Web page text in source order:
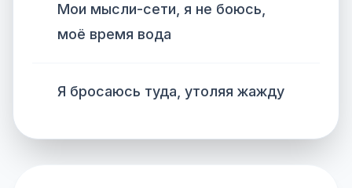
Мои мысли-сети, я не боюсь,
моё время вода
Я бросаюсь туда, утоляя жажду